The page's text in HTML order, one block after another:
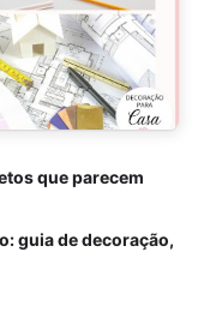
que parecem
guia de decoração,